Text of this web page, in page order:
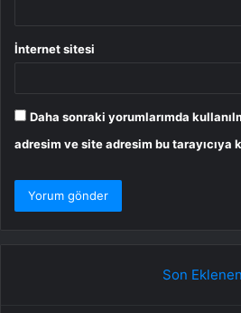
İnternet sitesi
Daha sonraki yorumlarımda
adresim ve site adresim bu tarayıcıya
Son Eklenen